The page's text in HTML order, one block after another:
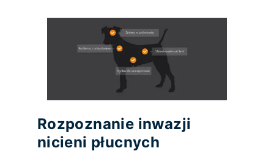
Rozpoznanie inwazji
nicieni płucnych